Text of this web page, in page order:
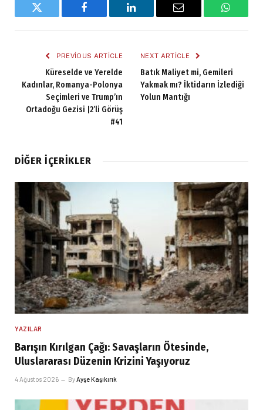
Twitter Facebook LinkedIn Email
PREVIOUS ARTICLE
Küreselde ve Yerelde
Kadınlar, Romanya-Polonya
Seçimleri ve Trump’ın
Ortadoğu Gezisi |2’li Görüş
#41
NEXT ARTICLE
Batık Maliyet mi, Gemileri
Yakmak mı? İktidarın İzlediği
Yolun Mantığı
DIĞER İÇERIKLER
YAZILAR
Barışın Kırılgan Çağı: Savaşların Ötesinde,
Uluslararası Düzenin Krizini Yaşıyoruz
4 Ağustos 2026 ByAyşe Kaşıkırık